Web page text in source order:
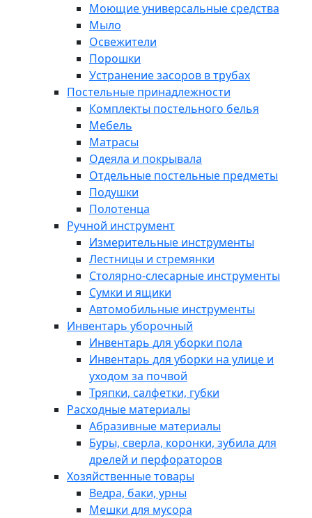
Моющие универсальные средства
Мыло
Освежители
Порошки
Устранение засоров в трубах
Постельные принадлежности
Комплекты постельного белья
Мебель
Матрасы
Одеяла и покрывала
Отдельные постельные предметы
Подушки
Полотенца
Ручной инструмент
Измерительные инструменты
Лестницы и стремянки
Столярно-слесарные инструменты
Сумки и ящики
Автомобильные инструменты
Инвентарь уборочный
Инвентарь для уборки пола
Инвентарь для уборки на улице и
уходом за почвой
Тряпки, салфетки, губки
Расходные материалы
Абразивные материалы
Буры, сверла, коронки, зубила для
дрелей и перфораторов
Хозяйственные товары
Ведра, баки, урны
Мешки для мусора